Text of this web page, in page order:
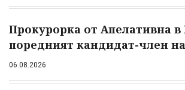
Прокурорка от Апелативна в
поредният кандидат-член
06.08.2026